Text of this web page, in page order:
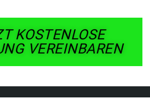
KOSTENLOSE
VEREINBAREN